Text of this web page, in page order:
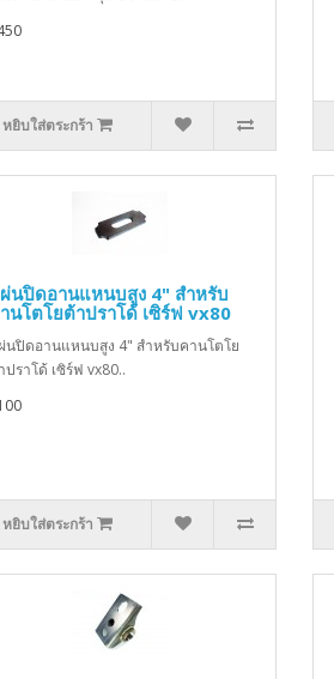
หยิบใส่ตระกร้า
นปิดอานแหนบสูง 4" สำหรับ
นโตโยต้าปราโด้ เซิร์ฟ vx80
นปิดอานแหนบสูง 4" สำหรับคานโตโย
ปราโด้ เซิร์ฟ vx80..
หยิบใส่ตระกร้า